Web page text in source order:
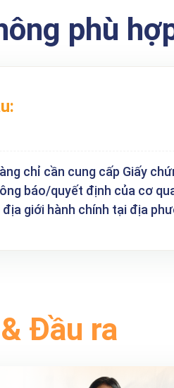
phù
chỉ cần cung cấp Giấy
báo/quyết định của cơ
giới hành chính tại địa
Đầu ra